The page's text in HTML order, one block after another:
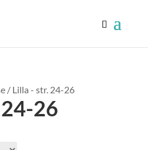
/ Lilla - str. 24-26
26